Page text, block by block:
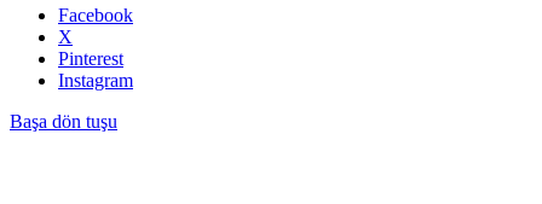
Facebook
X
Pinterest
Instagram
Başa dön tuşu